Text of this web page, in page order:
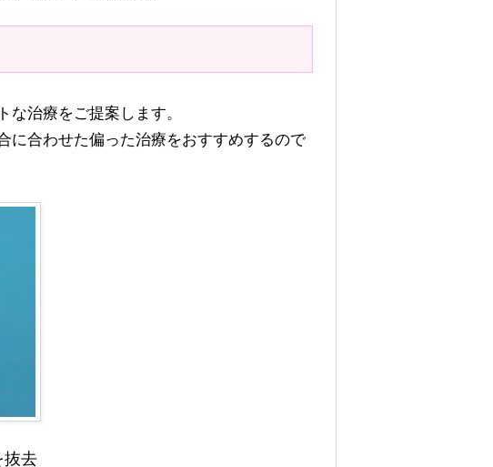
治療をご提案します。
に合わせた偏った治療をおすすめするので
抜去